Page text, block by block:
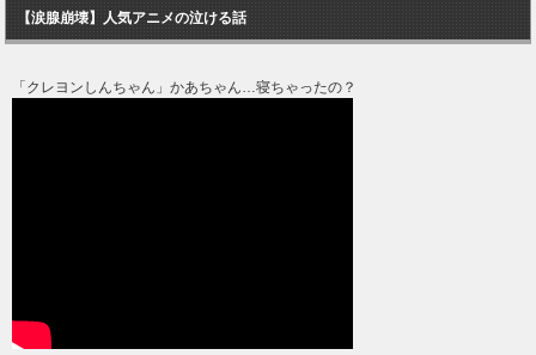
【涙腺崩壊】人気アニメの泣ける話
「クレヨンしんちゃん」かあちゃん…寝ちゃったの？